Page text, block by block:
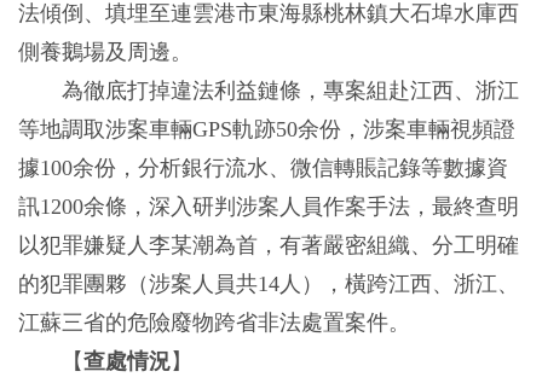
法傾倒、填埋至連雲港市東海縣桃林鎮大石埠水庫西
側養鵝場及周邊。
為徹底打掉違法利益鏈條，專案組赴江西、浙江
等地調取涉案車輛GPS軌跡50余份，涉案車輛視頻證
據100余份，分析銀行流水、微信轉賬記錄等數據資
訊1200余條，深入研判涉案人員作案手法，最終查明
以犯罪嫌疑人李某潮為首，有著嚴密組織、分工明確
的犯罪團夥（涉案人員共14人），橫跨江西、浙江、
江蘇三省的危險廢物跨省非法處置案件。
【查處情況】